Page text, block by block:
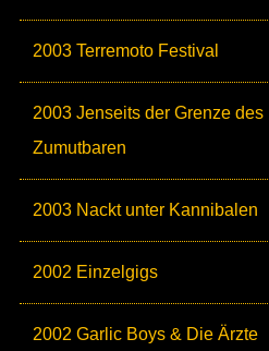
2003 Terremoto Festival
2003 Jenseits der Grenze des
Zumutbaren
2003 Nackt unter Kannibalen
2002 Einzelgigs
2002 Garlic Boys & Die Ärzte